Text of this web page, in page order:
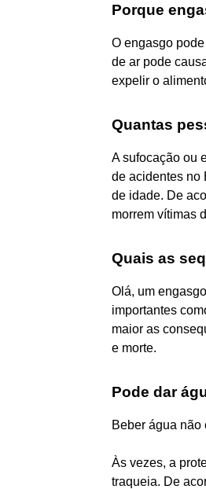
Porque
O engasgo
de ar pode
expelir o
Quantas
A sufocação ou
de acidentes no
de idade. De
morrem vítimas
Quais as
Olá, um
importantes
maior as
e morte.
Pode dar
Beber água não
Às vezes, a
traqueia. De